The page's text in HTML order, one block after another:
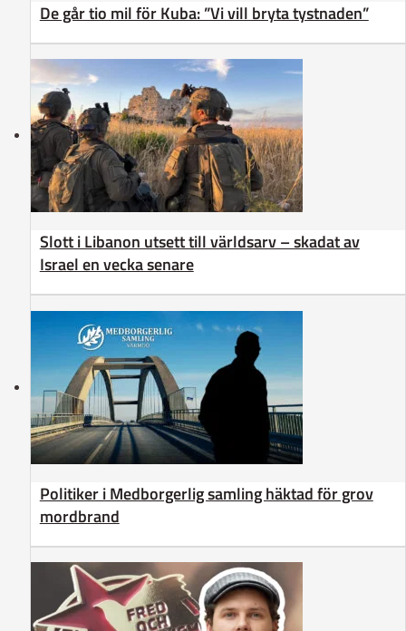
De går tio mil för Kuba: ”Vi vill bryta tystnaden”
Slott i Libanon utsett till världsarv – skadat av
Israel en vecka senare
Politiker i Medborgerlig samling häktad för grov
mordbrand